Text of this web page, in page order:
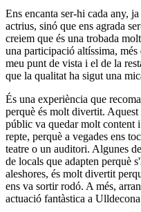
Ens encanta ser-hi cada any,
actrius, sinó que ens agrada
creiem que és una trobada
una participació altíssima,
meu punt de vista i el de la
que la qualitat ha sigut una
És una experiència que
perquè és molt divertit.
públic va quedar molt content
repte, perquè a vegades ens
teatre o un auditori. Algunes
de locals que adapten perquè
aleshores, és molt divertit
ens va sortir rodó. A més,
actuació fantàstica a